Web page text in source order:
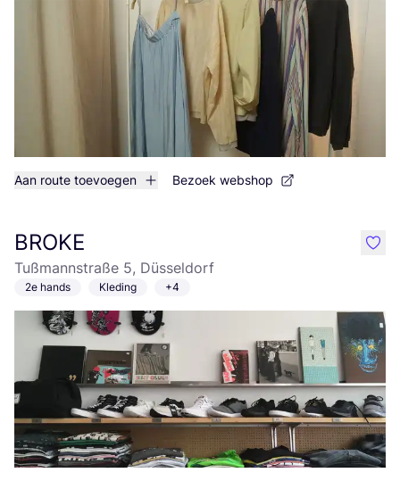
Aan route toevoegen Bezoek webshop
BROKE
Tußmannstraße 5, Düsseldorf
2e hands Kleding +4
like